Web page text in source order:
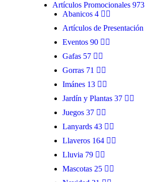
Artículos Promocionales 973
Abanicos 4
Artículos de Presentación
Eventos 90
Gafas 57
Gorras 71
Imánes 13
Jardín y Plantas 37
Juegos 37
Lanyards 43
Llaveros 164
Lluvia 79
Mascotas 25